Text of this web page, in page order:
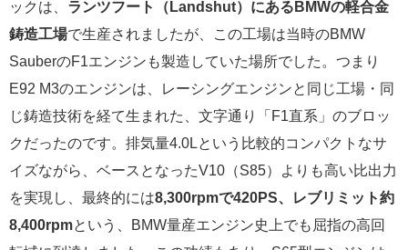
ックは、 ランツフート（Landshut）にあるBMWの軽合金
鋳造工場で生産されましたが、この工場は当時のBMW
SauberのF1エンジンも製造していた場所でした。つまり
E92 M3のエンジンは、レーシングエンジンと同じ工場・同
じ鋳造技術を経て生まれた、文字通り「F1直系」のブロッ
クだったのです。排気量4.0Lという比較的コンパクトなサ
イズながら、ベースとなったV10（S85）よりも高い比出力
を実現し、最終的には8,300rpmで420PS、レブリミット約
8,400rpmという、BMW量産エンジン史上でも屈指の高回